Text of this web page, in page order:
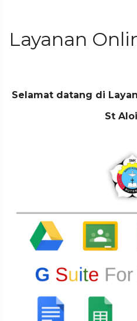
Layanan
Selamat datang di
St